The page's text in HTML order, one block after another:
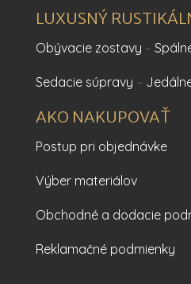
LUXUSNÝ
Obývacie zostavy –
Sedacie súpravy –
AKO NAKUPOVAŤ
Postup pri objednávke
Výber materiálov
Obchodné a dodacie
Reklamačné podmienky